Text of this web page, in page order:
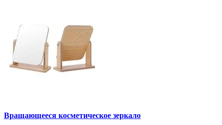
Вращающееся косметическое зеркало